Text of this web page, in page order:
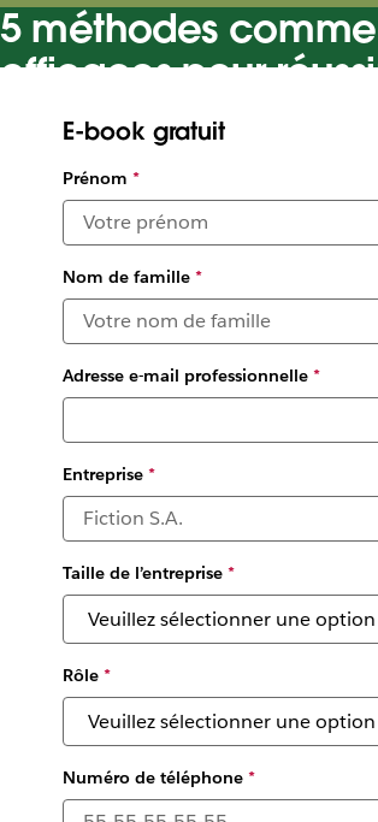
5 méthodes
efficaces pour
un environnement
numérique
Les meilleurs conseils de responsables
créer des liens avec vos clients via un
E-book gratuit
Prénom *
Nom de famille*
Adresse e-mail professionnelle*
Entreprise*
Taille de l’entreprise*
Rôle*
Numéro de téléphone*